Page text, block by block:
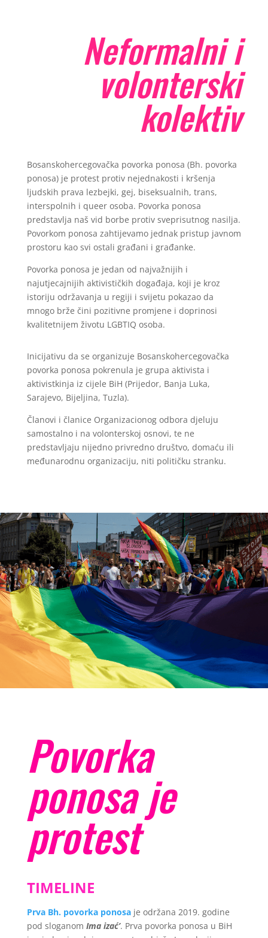
Neformalni i
volonterski
kolektiv
Bosanskohercegovačka povorka ponosa (Bh. povorka
ponosa) je protest protiv nejednakosti i kršenja
ljudskih prava lezbejki, gej, biseksualnih, trans,
interspolnih i queer osoba. Povorka ponosa
predstavlja naš vid borbe protiv sveprisutnog nasilja.
Povorkom ponosa zahtijevamo jednak pristup javnom
prostoru kao svi ostali građani i građanke.
Povorka ponosa je jedan od najvažnijih i
najutjecajnijih aktivističkih događaja, koji je kroz
istoriju održavanja u regiji i svijetu pokazao da
mnogo brže čini pozitivne promjene i doprinosi
kvalitetnijem životu LGBTIQ osoba.
Inicijativu da se organizuje Bosanskohercegovačka
povorka ponosa pokrenula je grupa aktivista i
aktivistkinja iz cijele BiH (Prijedor, Banja Luka,
Sarajevo, Bijeljina, Tuzla).
Članovi i članice Organizacionog odbora djeluju
samostalno i na volonterskoj osnovi, te ne
predstavljaju nijedno privredno društvo, domaću ili
međunarodnu organizaciju, niti političku stranku.
Povorka
ponosa je
protest
TIMELINE
Prva Bh. povorka ponosaje održana 2019. godine
pod sloganom Ima izać’. Prva povorka ponosa u BiH